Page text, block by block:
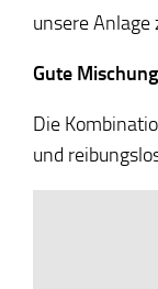
unsere
Gute
Die
und